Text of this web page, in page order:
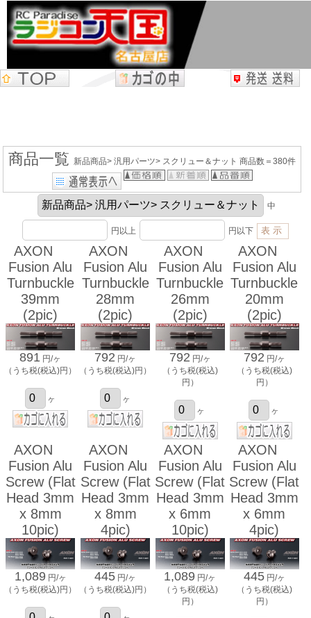
商品一覧 新品商品> 汎用パーツ> スクリュー＆ナット 商品数＝380件
中
円以上 円以下
AXON
Fusion Alu
Turnbuckle
39mm
(2pic)
891 円/ヶ
（うち税(税込)円）
ヶ
AXON
Fusion Alu
Turnbuckle
28mm
(2pic)
792 円/ヶ
（うち税(税込)円）
ヶ
AXON
Fusion Alu
Turnbuckle
26mm
(2pic)
792 円/ヶ
（うち税(税込)
円）
ヶ
AXON
Fusion Alu
Turnbuckle
20mm
(2pic)
792 円/ヶ
（うち税(税込)
円）
ヶ
AXON
Fusion Alu
Screw (Flat
Head 3mm
x 8mm
10pic)
1,089 円/ヶ
（うち税(税込)円）
AXON
Fusion Alu
Screw (Flat
Head 3mm
x 8mm
4pic)
445 円/ヶ
（うち税(税込)円）
AXON
Fusion Alu
Screw (Flat
Head 3mm
x 6mm
10pic)
1,089 円/ヶ
（うち税(税込)
円）
AXON
Fusion Alu
Screw (Flat
Head 3mm
x 6mm
4pic)
445 円/ヶ
（うち税(税込)
円）